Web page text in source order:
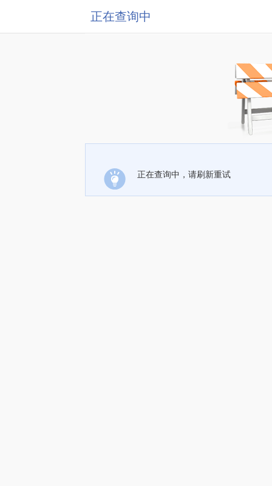
正在查询中
正在查询中，请刷新重试